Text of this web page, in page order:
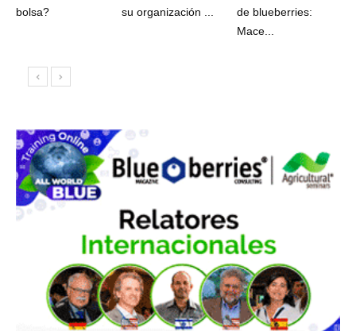
bolsa?
su organización ...
de blueberries:
Mace...